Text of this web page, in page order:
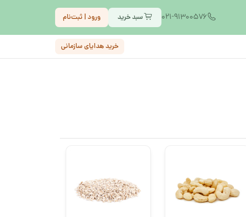
021-91300576 سبد خرید ورود | ثبت‌نام
خرید هدایای سازمانی